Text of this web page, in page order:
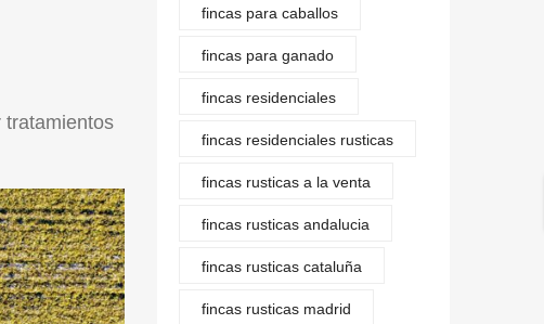
tratamientos
fincas para caballos
fincas para ganado
fincas residenciales
fincas residenciales rusticas
fincas rusticas a la venta
fincas rusticas andalucia
fincas rusticas cataluña
fincas rusticas madrid